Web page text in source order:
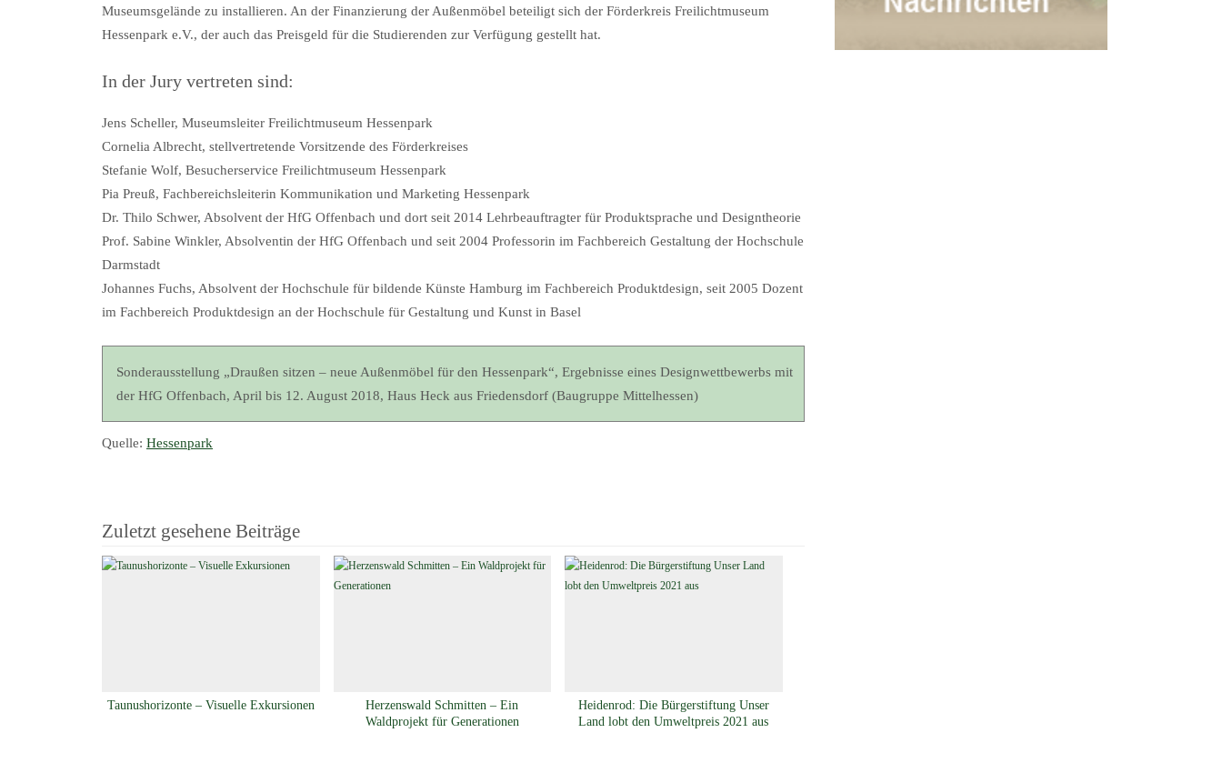
Museumsgelände zu installieren. An der Finanzierung der Außenmöbel beteiligt sich der Förderkreis Freilichtmuseum
Hessenpark e.V., der auch das Preisgeld für die Studierenden zur Verfügung gestellt hat.
In der Jury vertreten sind:
Jens Scheller, Museumsleiter Freilichtmuseum Hessenpark
Cornelia Albrecht, stellvertretende Vorsitzende des Förderkreises
Stefanie Wolf, Besucherservice Freilichtmuseum Hessenpark
Pia Preuß, Fachbereichsleiterin Kommunikation und Marketing Hessenpark
Dr. Thilo Schwer, Absolvent der HfG Offenbach und dort seit 2014 Lehrbeauftragter für Produktsprache und Designtheorie
Prof. Sabine Winkler, Absolventin der HfG Offenbach und seit 2004 Professorin im Fachbereich Gestaltung der Hochschule
Darmstadt
Johannes Fuchs, Absolvent der Hochschule für bildende Künste Hamburg im Fachbereich Produktdesign, seit 2005 Dozent
im Fachbereich Produktdesign an der Hochschule für Gestaltung und Kunst in Basel
Sonderausstellung „Draußen sitzen – neue Außenmöbel für den Hessenpark“, Ergebnisse eines Designwettbewerbs mit
der HfG Offenbach, April bis 12. August 2018, Haus Heck aus Friedensdorf (Baugruppe Mittelhessen)
Quelle: Hessenpark
Zuletzt gesehene Beiträge
Taunushorizonte – Visuelle Exkursionen
Herzenswald Schmitten – Ein
Waldprojekt für Generationen
Heidenrod: Die Bürgerstiftung Unser
Land lobt den Umweltpreis 2021 aus